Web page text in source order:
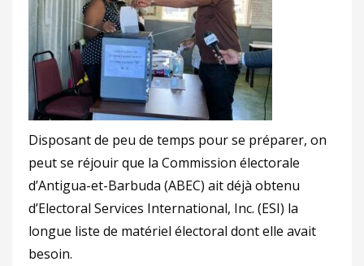
Disposant de peu de temps pour se préparer, on
peut se réjouir que la Commission électorale
d’Antigua-et-Barbuda (ABEC) ait déjà obtenu
d’Electoral Services International, Inc. (ESI) la
longue liste de matériel électoral dont elle avait
besoin.